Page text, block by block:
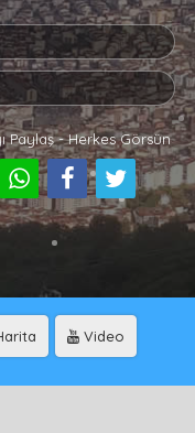
Paylaş - Herkes Görsün
Video